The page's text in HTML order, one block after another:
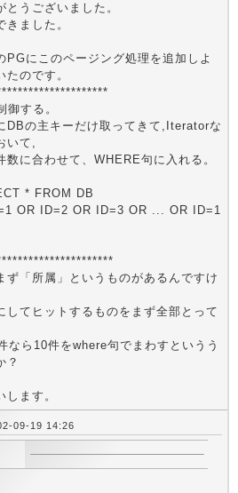
とうございました。
きました。
PGにこのページング処理を追加しよ
たのです。
する。
主キーだけ取ってきて,Iteratorな
いて,
合わせて、WHERE句に入れる。
* FROM DB
OR ID=2 OR ID=3 OR ... OR ID=1
ず「所属」というものがあるんですけ
してヒットするものをまず全部とって
なら10件をwhere句でまわすというう
？
します。
09-19 14:26